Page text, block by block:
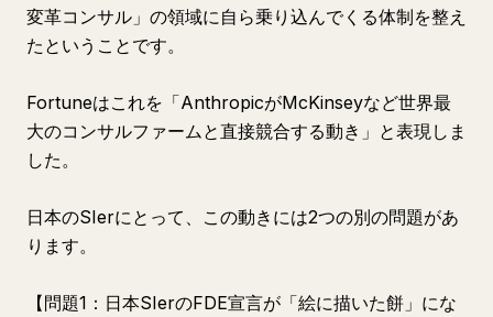
変革コンサル」の領域に自ら乗り込んでくる体制を整え
たということです。
Fortuneはこれを「AnthropicがMcKinseyなど世界最
大のコンサルファームと直接競合する動き」と表現しま
した。
日本のSIerにとって、この動きには2つの別の問題があ
ります。
【問題1：日本SIerのFDE宣言が「絵に描いた餅」にな